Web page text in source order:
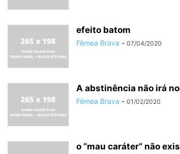
efeito batom
Fêmea Brava - 07/04/2020
A abstinência não irá
Fêmea Brava - 01/02/2020
o “mau caráter” não